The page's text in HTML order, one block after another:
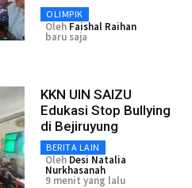
OLIMPIK
Oleh Faishal Raihan
baru saja
KKN UIN SAIZU
Edukasi Stop Bullying
di Bejiruyung
BERITA LAIN
Oleh Desi Natalia
Nurkhasanah
9 menit yang lalu